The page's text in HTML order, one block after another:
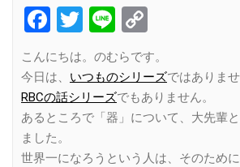
Facebook
Twitter
Line
Link
こんにちは。のむらです。
今日は、 いつものシリーズではありませ
RBCの話シリーズでもありません。
あるところで「器」について、大先輩
ました。
世界一になろうという人は、そのため